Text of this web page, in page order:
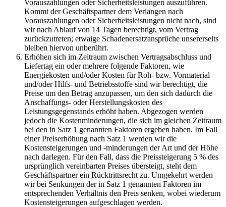
Vorauszahlungen oder Sicherheitsleistungen auszuführen.
Kommt der Geschäftspartner dem Verlangen nach
Vorauszahlungen oder Sicherheitsleistungen nicht nach, sind
wir nach Ablauf von 14 Tagen berechtigt, vom Vertrag
zurückzutreten; etwaige Schadenersatzansprüche unsererseits
bleiben hiervon unberührt.
Erhöhen sich im Zeitraum zwischen Vertragsabschluss und
Liefertag ein oder mehrere folgende Faktoren, wie
Energiekosten und/oder Kosten für Roh- bzw. Vormaterial
und/oder Hilfs- und Betriebsstoffe sind wir berechtigt, die
Preise um den Betrag anzupassen, um den sich dadurch die
Anschaffungs- oder Herstellungskosten des
Leistungsgegenstands erhöht haben. Abgezogen werden
jedoch die Kostenminderungen, die sich im gleichen Zeitraum
bei den in Satz 1 genannten Faktoren ergeben haben. Im Fall
einer Preiserhöhung nach Satz 1 werden wir die
Kostensteigerungen und -minderungen der Art und der Höhe
nach darlegen. Für den Fall, dass die Preissteigerung 5 % des
ursprünglich vereinbarten Preises übersteigt, steht dem
Geschäftspartner ein Rücktrittsrecht zu. Umgekehrt werden
wir bei Senkungen der in Satz 1 genannten Faktoren im
entsprechenden Verhältnis den Preis senken, wobei wiederum
Kostensteigerungen aufgeschlagen werden.